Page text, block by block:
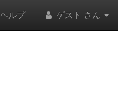
ヘルプ ゲスト さん